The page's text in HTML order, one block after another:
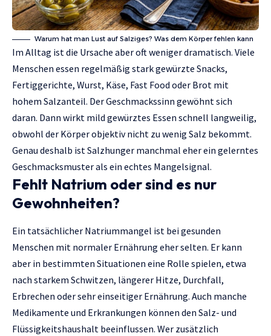
Warum hat man Lust auf Salziges? Was dem Körper fehlen kann
Im Alltag ist die Ursache aber oft weniger dramatisch. Viele
Menschen essen regelmäßig stark gewürzte Snacks,
Fertiggerichte, Wurst, Käse, Fast Food oder Brot mit
hohem Salzanteil. Der Geschmackssinn gewöhnt sich
daran. Dann wirkt mild gewürztes Essen schnell langweilig,
obwohl der Körper objektiv nicht zu wenig Salz bekommt.
Genau deshalb ist Salzhunger manchmal eher ein gelerntes
Geschmacksmuster als ein echtes Mangelsignal.
Fehlt Natrium oder sind es nur
Gewohnheiten?
Ein tatsächlicher Natriummangel ist bei gesunden
Menschen mit normaler Ernährung eher selten. Er kann
aber in bestimmten Situationen eine Rolle spielen, etwa
nach starkem Schwitzen, längerer Hitze, Durchfall,
Erbrechen oder sehr einseitiger Ernährung. Auch manche
Medikamente und Erkrankungen können den Salz- und
Flüssigkeitshaushalt beeinflussen. Wer zusätzlich